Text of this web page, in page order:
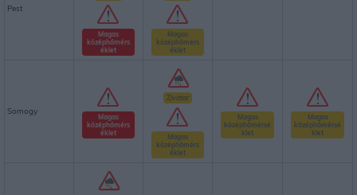
Pest
Magas
középhőmérs
éklet
Magas
középhőmérs
éklet
Somogy
Magas
középhőmérs
éklet
Zivatar
Magas
középhőmérs
éklet
Magas
középhőmérsé
klet
Magas
középhőmérsé
klet